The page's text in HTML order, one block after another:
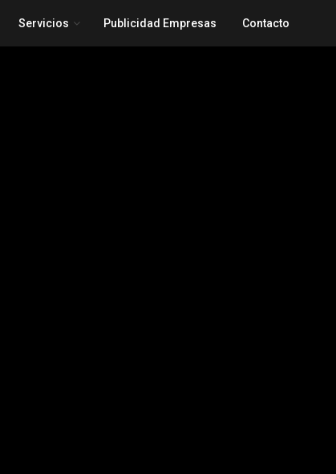
Servicios Publicidad Empresas Contacto